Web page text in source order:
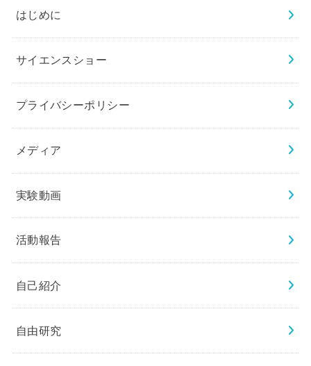
はじめに
サイエンスショー
プライバシーポリシー
メディア
実験動画
活動報告
自己紹介
自由研究